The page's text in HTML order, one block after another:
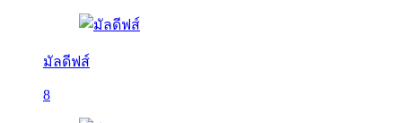
มัลดีฟส์
8